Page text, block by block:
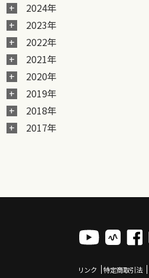
2024年
2023年
2022年
2021年
2020年
2019年
2018年
2017年
リンク 特定商取引法